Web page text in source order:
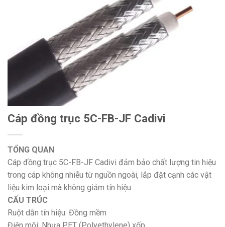
Cáp đồng trục 5C-FB-JF Cadivi
TỔNG QUAN
Cáp đồng trục 5C-FB-JF Cadivi đảm bảo chất lượng tin hiệu
trong cáp không nhiễu từ nguồn ngoài, lắp đặt cạnh các vật
liệu kim loại mà không giảm tín hiệu
CẤU TRÚC
Ruột dẫn tín hiệu: Đồng mềm
Điện môi: Nhựa PET (Polyethylene) xốp